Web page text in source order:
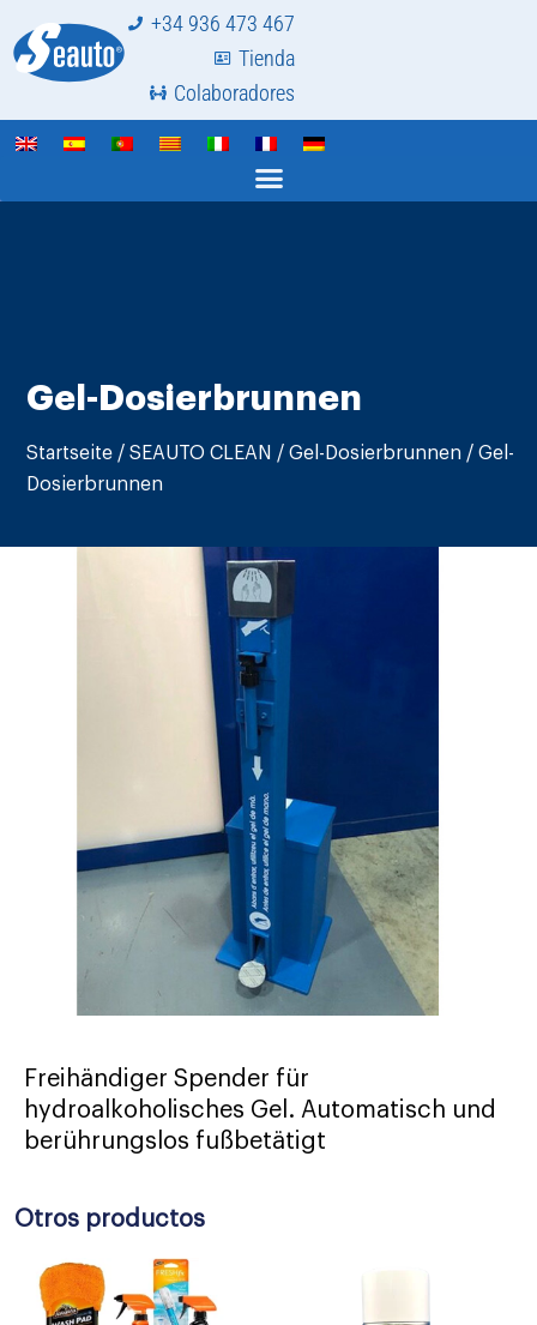
+34 936 473 467
Tienda
Colaboradores
Gel-Dosierbrunnen
Startseite / SEAUTO CLEAN / Gel-Dosierbrunnen / Gel-
Dosierbrunnen
Freihändiger Spender für
hydroalkoholisches Gel. Automatisch und
berührungslos fußbetätigt
Otros productos